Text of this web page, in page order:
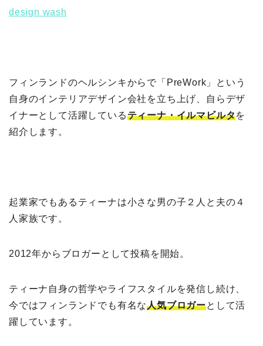
design wash
フィンランドのヘルシンキからで「PreWork」という
自身のインテリアデザイン会社を立ち上げ、自らデザ
イナーとして活躍しているティーナ・イルマビルタを
紹介します。
起業家でもあるティーナは小さな男の子２人と夫の４
人家族です。
2012年からブロガーとして投稿を開始。
ティーナ自身の哲学やライフスタイルを発信し続け、
今ではフィンランドでも有名な人気ブロガーとして活
躍しています。